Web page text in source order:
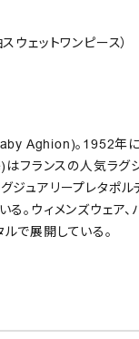
ェットワンピース）
Aghion)。1952年に
フランスの人気ラグ
ジュアリープレタポル
。ウィメンズウェア
で展開している。